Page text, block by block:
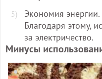
Экономия энергии.
Благодаря этому,
за электричество.
Минусы